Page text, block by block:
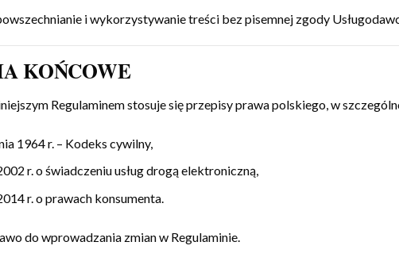
i wykorzystywanie treści bez pisemnej zgody
KOŃCOWE
Regulaminem stosuje się przepisy prawa polskiego, w
1964 r. – Kodeks cywilny,
r. o świadczeniu usług drogą elektroniczną,
r. o prawach konsumenta.
do wprowadzania zmian w Regulaminie.